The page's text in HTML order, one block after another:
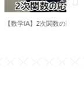
外積を利用した2